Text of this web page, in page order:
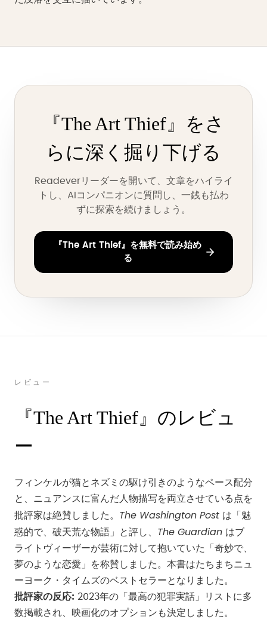
『The Art Thief』をさ
らに深く掘り下げる
Readeverリーダーを開いて、文章をハイライ
トし、AIコンパニオンに質問し、一銭も払わ
ずに探索を続けましょう。
『The Art Thief』を無料で読み始め
る
レビュー
『The Art Thief』のレビュ
ー
フィンケルが猫とネズミの駆け引きのようなペース配分
と、ニュアンスに富んだ人物描写を両立させている点を
批評家は絶賛しました。 The Washington Post は「魅
惑的で、破天荒な物語」と評し、 The Guardian はブ
ライトヴィーザーが芸術に対して抱いていた「奇妙で、
夢のような恋愛」を称賛しました。本書はたちまちニュ
ーヨーク・タイムズのベストセラーとなりました。
批評家の反応: 2023年の「最高の犯罪実話」リストに多
数掲載され、映画化のオプションも決定しました。